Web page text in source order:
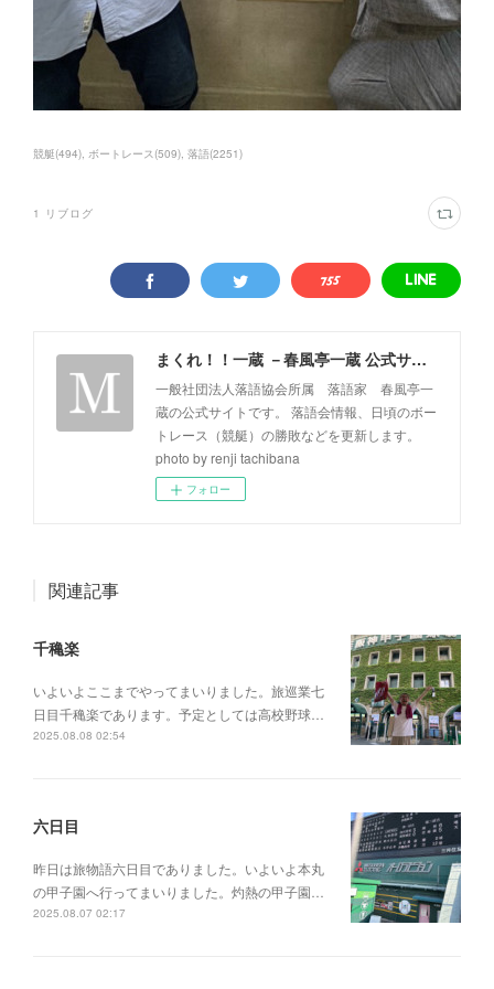
競艇(494) ボートレース(509) 落語(2251)
1 リブログ
まくれ！！一蔵 －春風亭一蔵 公式サイト－
一般社団法人落語協会所属 落語家 春風亭一
蔵の公式サイトです。 落語会情報、日頃のボー
トレース（競艇）の勝敗などを更新します。
photo by renji tachibana
フォロー
関連記事
千穐楽
いよいよここまでやってまいりました。旅巡業七
日目千穐楽であります。予定としては高校野球…
2025.08.08 02:54
六日目
昨日は旅物語六日目でありました。いよいよ本丸
の甲子園へ行ってまいりました。灼熱の甲子園…
2025.08.07 02:17